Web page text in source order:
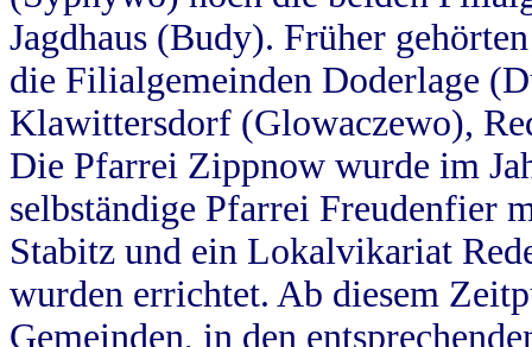
Jagdhaus (Budy). Früher
die Filialgemeinden Doderlage
Klawittersdorf (Glowaczewo),
Die Pfarrei Zippnow wurde im
selbständige Pfarrei Freudenfier
Stabitz und ein Lokalvikariat
wurden errichtet. Ab diesem
Gemeinden, in den